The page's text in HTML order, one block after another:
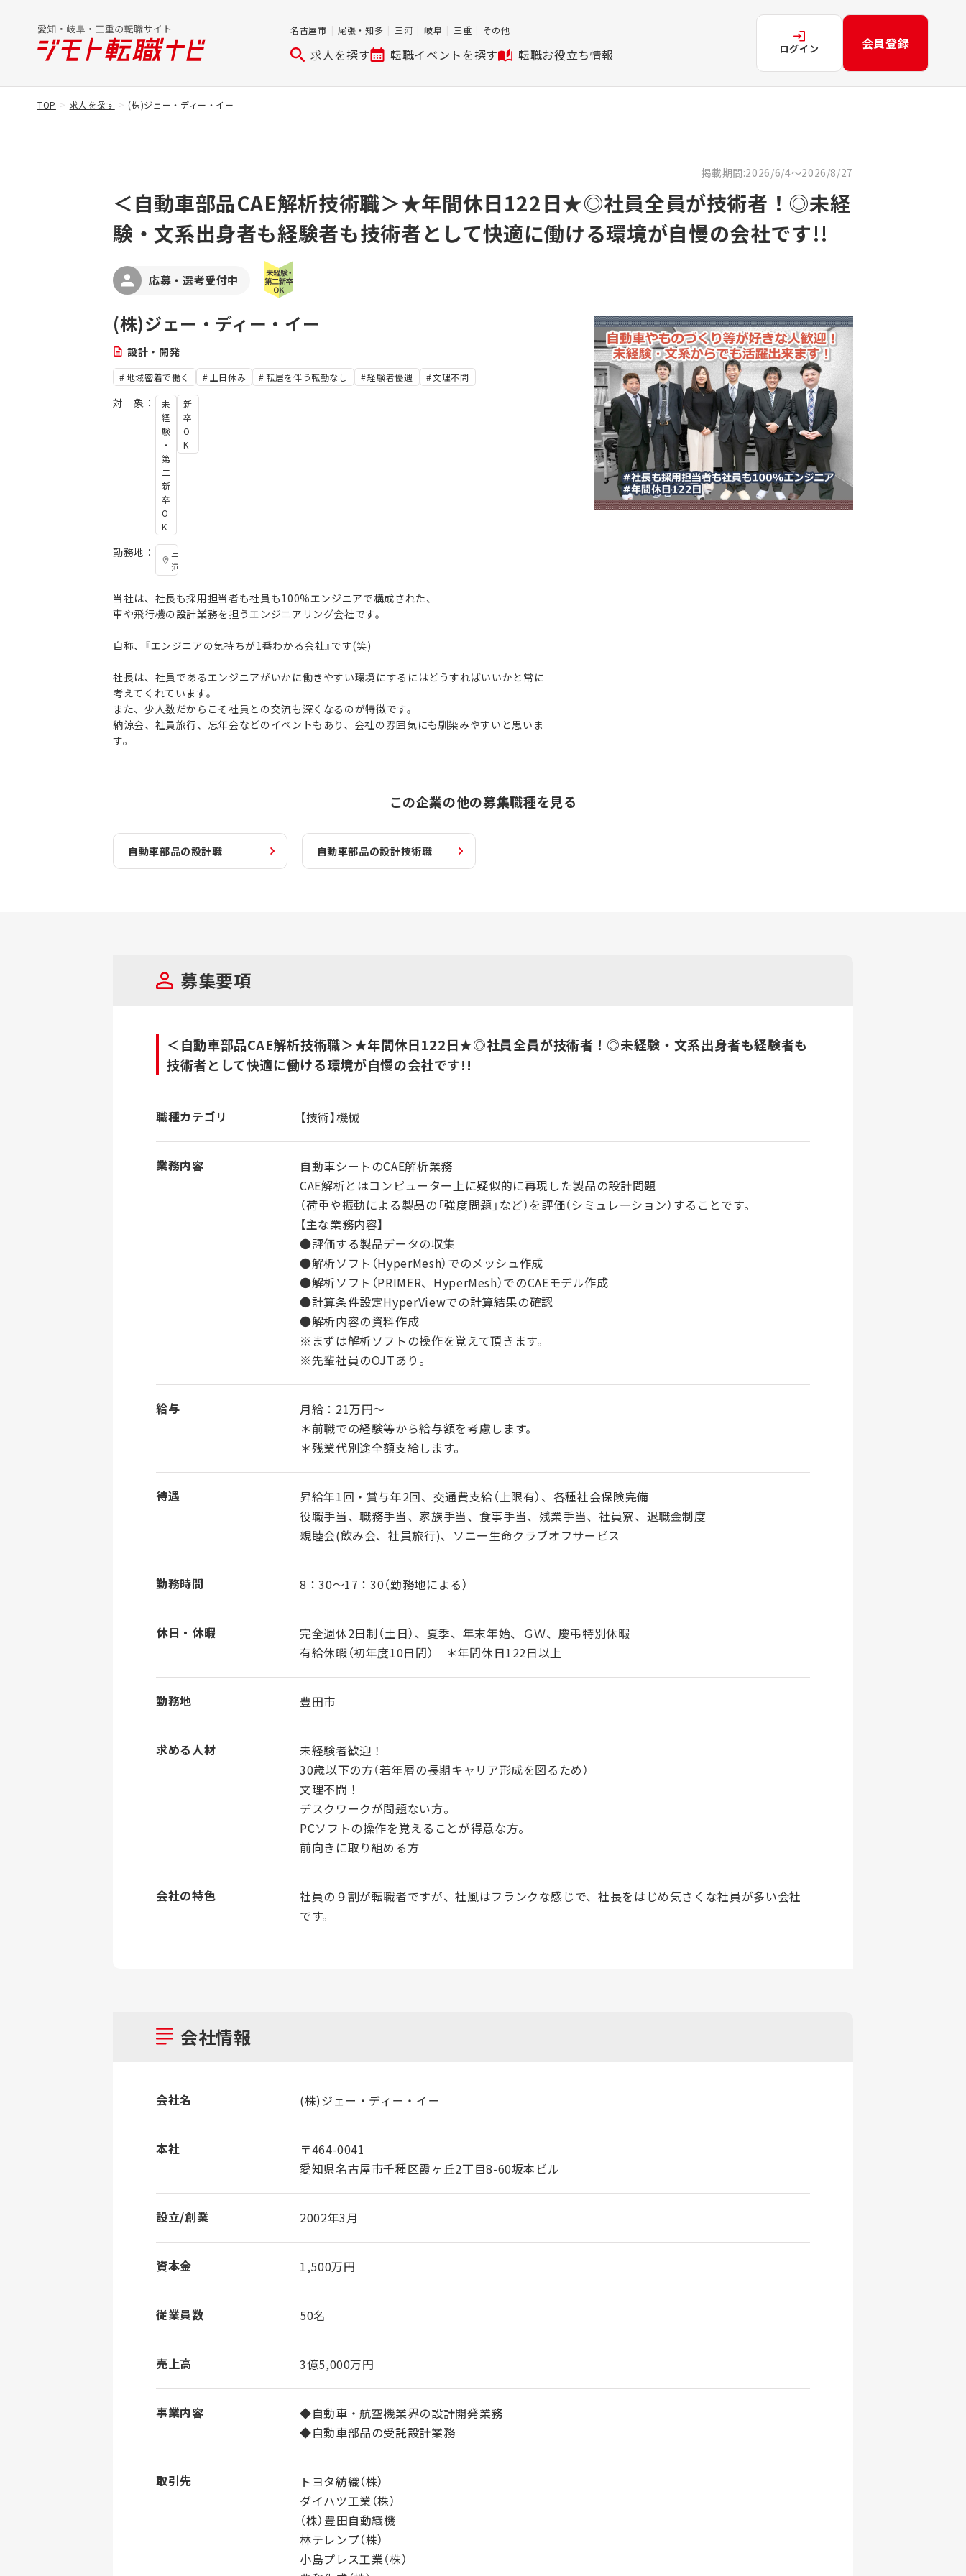
名古屋市 尾張・知多 三河 岐阜 三重 その他
求人を探す 転職イベントを探す 転職お役立ち情報 ログイン 会員登録
TOP 求人を探す (株)ジェー・ディー・イー
掲載期間:2026/6/4～2026/8/27
＜自動車部品CAE解析技術職＞★年間休日122日★◎社員全員が技術者！◎未経
験・文系出身者も経験者も技術者として快適に働ける環境が自慢の会社です!!
応募・選考受付中
(株)ジェー・ディー・イー
設計・開発
地域密着で働く 土日休み 転居を伴う転勤なし 経験者優遇 文理不問
対 象：
未
経
験
・
第
二
新
卒
O
K
新
卒
O
K
勤務地：
三
河
当社は、社長も採用担当者も社員も100%エンジニアで構成された、
車や飛行機の設計業務を担うエンジニアリング会社です。
自称、『エンジニアの気持ちが1番わかる会社』です(笑)
社長は、社員であるエンジニアがいかに働きやすい環境にするにはどうすればいいかと常に
考えてくれています。
また、少人数だからこそ社員との交流も深くなるのが特徴です。
納涼会、社員旅行、忘年会などのイベントもあり、会社の雰囲気にも馴染みやすいと思いま
す。
この企業の他の募集職種を見る
自動車部品の設計職 自動車部品の設計技術職
募集要項
＜自動車部品CAE解析技術職＞★年間休日122日★◎社員全員が技術者！◎未経験・文系出身者も経験者も
技術者として快適に働ける環境が自慢の会社です!!
職種カテゴリ 【技術】機械
業務内容
自動車シートのCAE解析業務
CAE解析とはコンピューター上に疑似的に再現した製品の設計問題
（荷重や振動による製品の「強度問題」など）を評価（シミュレーション）することです。
【主な業務内容】
●評価する製品データの収集
●解析ソフト（HyperMesh）でのメッシュ作成
●解析ソフト（PRIMER、HyperMesh）でのCAEモデル作成
●計算条件設定HyperViewでの計算結果の確認
●解析内容の資料作成
※まずは解析ソフトの操作を覚えて頂きます。
※先輩社員のOJTあり。
給与
月給：21万円～
＊前職での経験等から給与額を考慮します。
＊残業代別途全額支給します。
待遇
昇給年1回・賞与年2回、交通費支給（上限有）、各種社会保険完備
役職手当、職務手当、家族手当、食事手当、残業手当、社員寮、退職金制度
親睦会(飲み会、社員旅行)、ソニー生命クラブオフサービス
勤務時間 8：30～17：30（勤務地による）
休日・休暇
完全週休2日制（土日）、夏季、年末年始、ＧＷ、慶弔特別休暇
有給休暇（初年度10日間） ＊年間休日122日以上
勤務地 豊田市
求める人材
未経験者歓迎！
30歳以下の方（若年層の長期キャリア形成を図るため）
文理不問！
デスクワークが問題ない方。
PCソフトの操作を覚えることが得意な方。
前向きに取り組める方
会社の特色
社員の９割が転職者ですが、社風はフランクな感じで、社長をはじめ気さくな社員が多い会社
です。
会社情報
会社名 (株)ジェー・ディー・イー
本社
〒464-0041
愛知県名古屋市千種区霞ヶ丘2丁目8-60坂本ビル
設立/創業 2002年3月
資本金 1,500万円
従業員数 50名
売上高 3億5,000万円
事業内容
◆自動車・航空機業界の設計開発業務
◆自動車部品の受託設計業務
取引先
トヨタ紡織（株）
ダイハツ工業（株）
（株）豊田自動織機
林テレンプ（株）
小島プレス工業（株）